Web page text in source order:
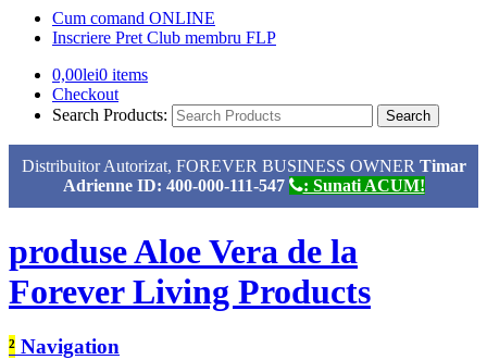
Cum comand ONLINE
Inscriere Pret Club membru FLP
0,00lei0 items
Checkout
Search Products:
Distribuitor Autorizat, FOREVER BUSINESS OWNER Timar
Adrienne ID: 400-000-111-547
: Sunati ACUM!
produse Aloe Vera de la
Forever Living Products
² Navigation